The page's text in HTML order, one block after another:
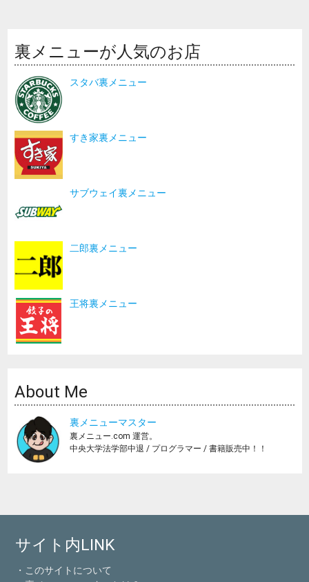
裏メニューが人気のお店
スタバ裏メニュー
すき家裏メニュー
サブウェイ裏メニュー
二郎裏メニュー
王将裏メニュー
About Me
裏メニューマスター
裏メニュー.com 運営。
中央大学法学部中退 / プログラマー / 書籍販売中！！
サイト内LINK
・このサイトについて